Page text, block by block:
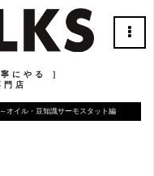
にやる ］
店
オイル・豆知識サーモスタット編